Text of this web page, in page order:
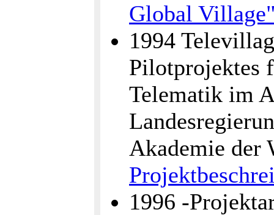
Global
1994
Pilotprojektes
Telematik im
Akademie der
1996 -